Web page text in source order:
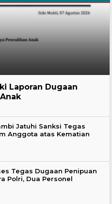
Laporan Dugaan
Jatuhi Sanksi Tegas
Anggota atas Kematian
Tegas Dugaan Penipuan
Polri, Dua Personel